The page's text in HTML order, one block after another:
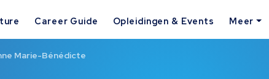
Career Guide Opleidingen & Events Meer
Marie-Bénédicte